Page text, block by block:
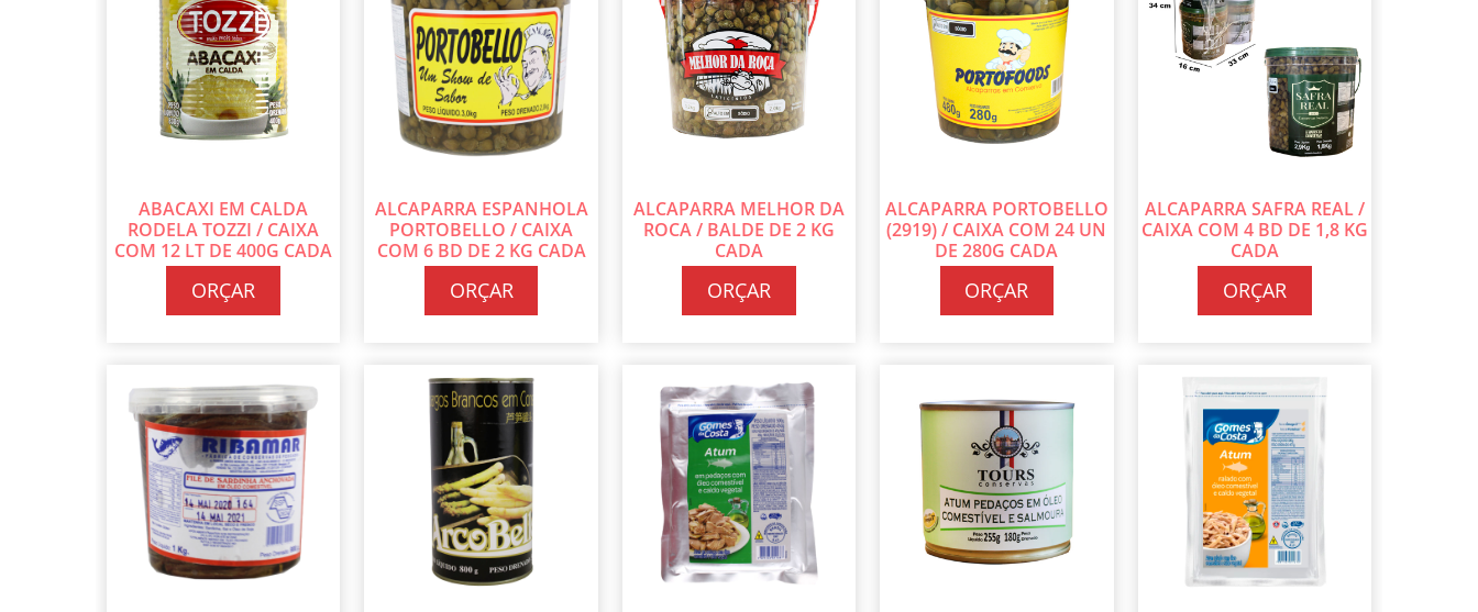
ABACAXI EM CALDA
RODELA TOZZI / CAIXA
COM 12 LT DE 400G CADA
ORÇAR
ALCAPARRA ESPANHOLA
PORTOBELLO / CAIXA
COM 6 BD DE 2 KG CADA
ORÇAR
ALCAPARRA MELHOR DA
ROCA / BALDE DE 2 KG
CADA
ORÇAR
ALCAPARRA PORTOBELLO
(2919) / CAIXA COM 24 UN
DE 280G CADA
ORÇAR
ALCAPARRA SAFRA REAL /
CAIXA COM 4 BD DE 1,8 KG
CADA
ORÇAR